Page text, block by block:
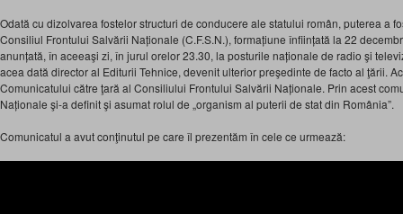
Odată cu dizolvarea fostelor structuri de conducere ale statului român, puterea a
Consiliul Frontului Salvării Naționale (C.F.S.N.), formațiune înființată la 22
anunțată, în aceeaşi zi, în jurul orelor 23.30, la posturile naționale de radio şi
acea dată director al Editurii Tehnice, devenit ulterior preşedinte de facto al ţării.
Comunicatului către ţară al Consiliului Frontului Salvării Naționale. Prin acest
Naționale şi-a definit şi asumat rolul de „organism al puterii de stat din România”.
Comunicatul a avut conţinutul pe care îl prezentăm în cele ce urmează: